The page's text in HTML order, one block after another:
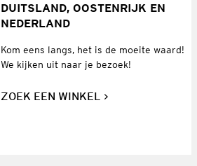
DUITSLAND, OOSTENRIJK EN
NEDERLAND
Kom eens langs, het is de moeite waard!
We kijken uit naar je bezoek!
ZOEK EEN WINKEL